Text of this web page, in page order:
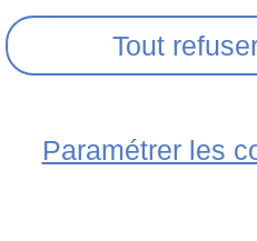
règles du
leur
de
sécurité
de ces
Tout
Paramétrer les